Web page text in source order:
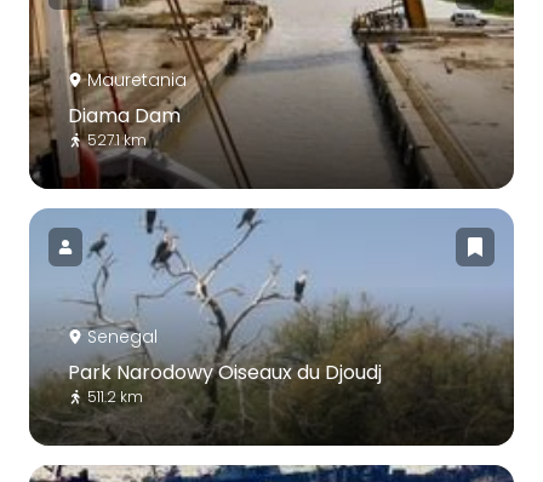
Mauretania
Diama Dam
527.1 km
Senegal
Park Narodowy Oiseaux du Djoudj
511.2 km